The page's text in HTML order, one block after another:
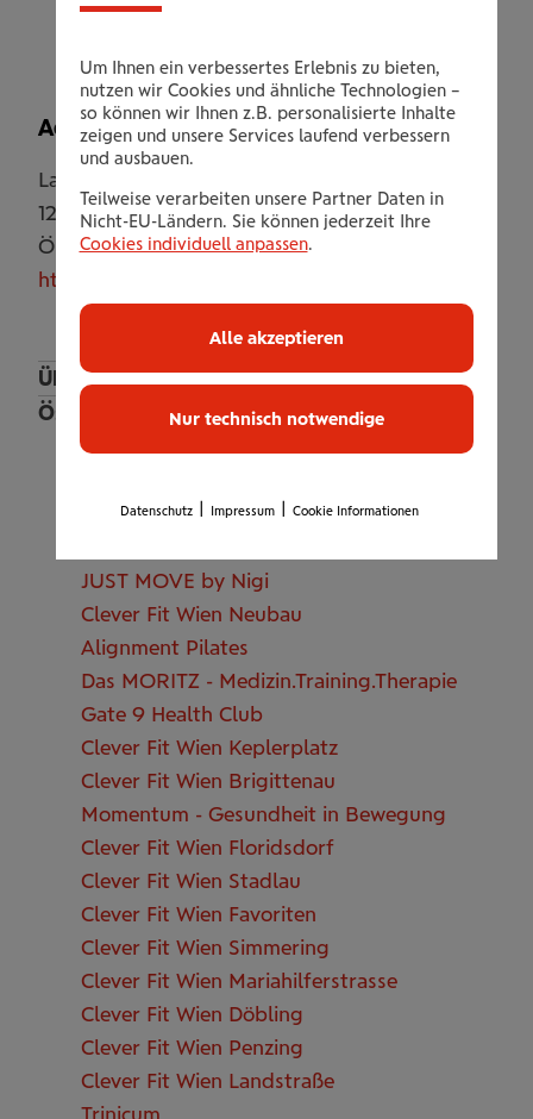
Überregional und Online
Österreich
Wien
ALFA Sportsclub Wien
JUST MOVE by Nigi
Clever Fit Wien Neubau
Alignment Pilates
Das MORITZ - Medizin.Training.Therapie
Gate 9 Health Club
Clever Fit Wien Keplerplatz
Clever Fit Wien Brigittenau
Momentum - Gesundheit in Bewegung
Clever Fit Wien Floridsdorf
Clever Fit Wien Stadlau
Clever Fit Wien Favoriten
Clever Fit Wien Simmering
Clever Fit Wien Mariahilferstrasse
Clever Fit Wien Döbling
Clever Fit Wien Penzing
Clever Fit Wien Landstraße
Trinicum
Voranmeldung)
Adresse
Langobardenstraße 52
1220 Wien
Österreich
http://www.kienbachertraining.at
Um Ihnen ein verbessertes Erlebnis zu bieten,
nutzen wir Cookies und ähnliche Technologien –
so können wir Ihnen z.B. personalisierte Inhalte
zeigen und unsere Services laufend verbessern
und ausbauen.
Teilweise verarbeiten unsere Partner Daten in
Nicht-EU-Ländern. Sie können jederzeit Ihre
Cookies individuell anpassen.
Nur technisch notwendige
Alle akzeptieren
Datenschutz Impressum Cookie Informationen